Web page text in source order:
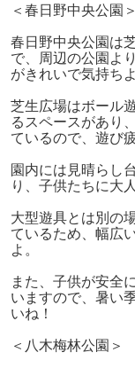
＜春日野中央公園＞
春日野中央公園は
で、周辺の公園よ
がきれいで気持ち
芝生広場はボール
るスペースがあり
ているので、遊び
園内には見晴らし
り、子供たちに大
大型遊具とは別の
ているため、幅広
よ。
また、子供が安全
いますので、暑い
いね！
＜八木梅林公園＞